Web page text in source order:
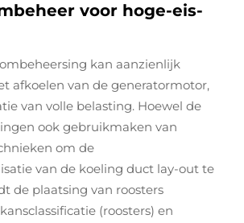
voor hoge-eis-
kan aanzienlijk
afkoelen van de generatormotor,
van volle belasting. Hoewel de
ook gebruikmaken van
om de
van de koeling duct lay-out te
de plaatsing van roosters
(roosters) en